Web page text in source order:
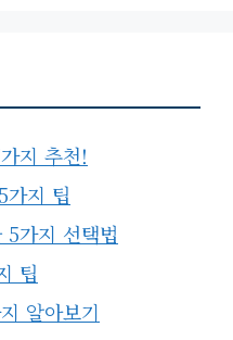
지 추천!
가지 팁
가지 선택법
팁
알아보기